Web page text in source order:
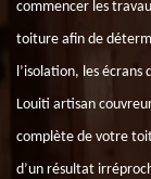
commencer les
toiture afin de
l’isolation, les
Louiti artisan
complète de votre
d’un résultat